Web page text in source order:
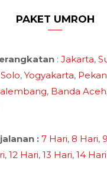
PAKET UMROH
: Jakarta,
Solo, Yogyakarta,
, Banda Aceh
: 7 Hari, 8 Hari,
, 12 Hari, 13 Hari, 14 Hari